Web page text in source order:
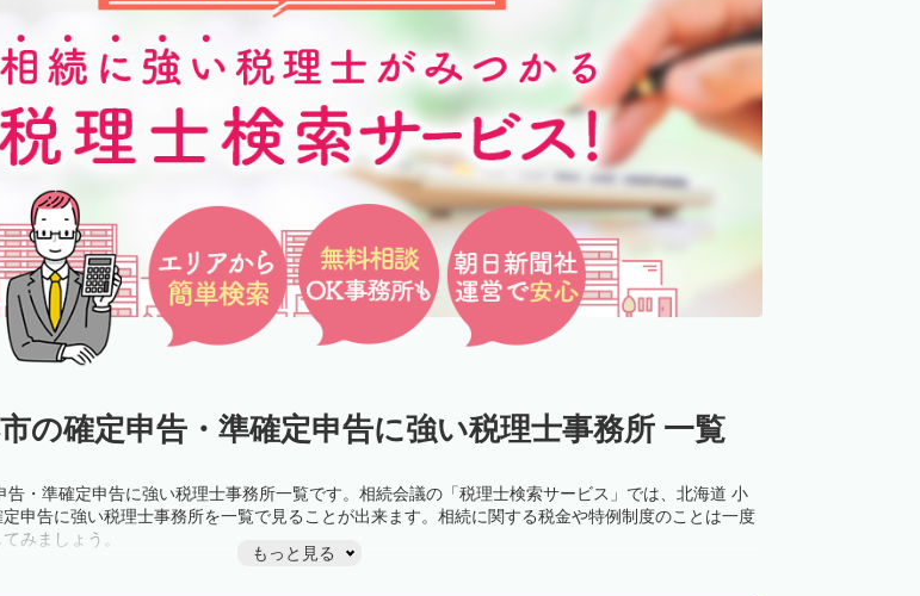
の確定申告・準確定申告に強い税理士事務所 一覧
告・準確定申告に強い税理士事務所一覧です。相続会議の「税理士検索サービス」では、北海道 小
申告に強い税理士事務所を一覧で見ることが出来ます。相続に関する税金や特例制度のことは一度
みましょう。
もっと見る